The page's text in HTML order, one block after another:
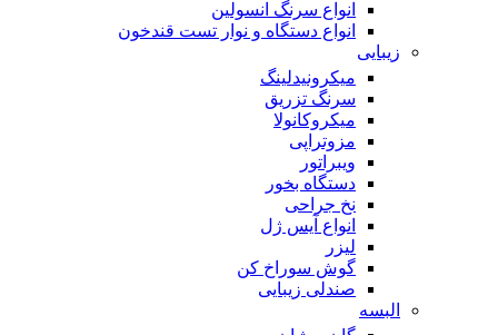
انواع سرنگ انسولین
انواع دستگاه و نوار تست قندخون
زیبایی
میکرونیدلینگ
سرنگ تزریق
میکروکانولا
مزوتراپی
ویبراتور
دستگاه بخور
نخ جراحی
انواع آیس ژل
لیزر
گوش سوراخ کن
صندلی زیبایی
البسه